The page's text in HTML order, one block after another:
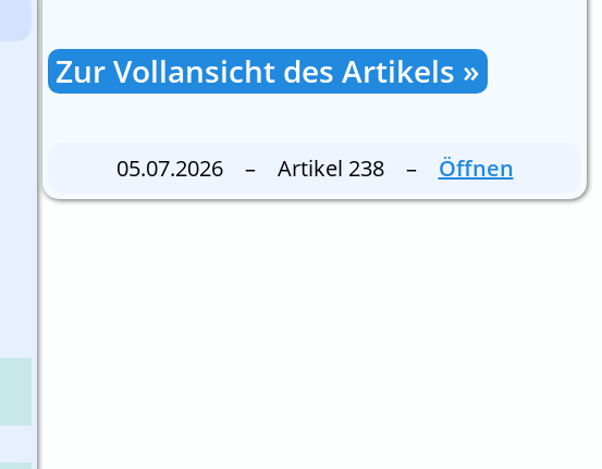
Zur Vollansicht des Artikels »
05.07.2026 – Artikel 238 – Öffnen